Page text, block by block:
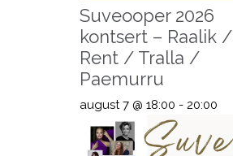
Suveooper 2026
kontsert – Raalik /
Rent / Tralla /
Paemurru
august 7 @ 18:00 - 20:00